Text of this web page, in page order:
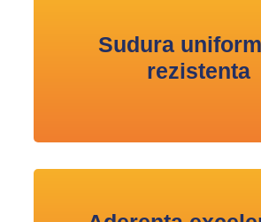
Sudura
rezistenta